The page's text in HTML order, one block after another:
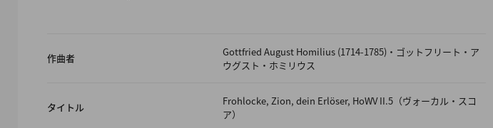
作曲者
Gottfried August Homilius (1714-1785)・ゴットフリート・ア
ウグスト・ホミリウス
タイトル
Frohlocke, Zion, dein Erlöser, HoWV II.5（ヴォーカル・スコ
ア）